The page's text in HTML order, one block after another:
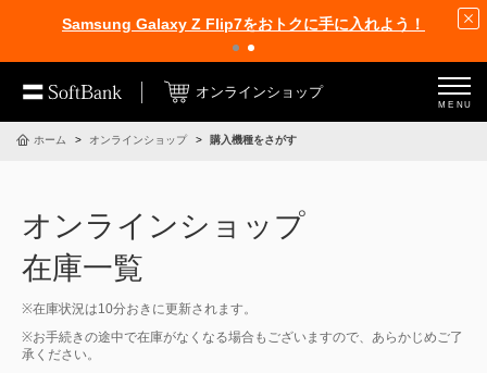
Samsung Galaxy Z Flip7をおトクに手に入れよう！
オンラインショップ
MENU
ホーム オンラインショップ 購入機種をさがす
オンラインショップ
在庫一覧
※在庫状況は10分おきに更新されます。
※お手続きの途中で在庫がなくなる場合もございますので、あらかじめご了
承ください。